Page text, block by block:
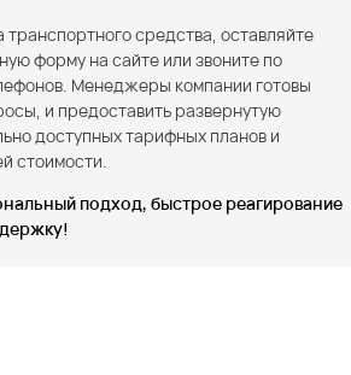
средства, оставляйте
форму на сайте или звоните по
Менеджеры компании готовы
и предоставить развернутую
доступных тарифных планов и
стоимости.
подход, быстрое реагирование